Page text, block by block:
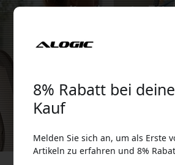
Der weltweit erste
Alogic Clarity 5K Touch 27"
8% Rabatt bei
Kauf
Melden Sie sich an, um als Erste
Artikeln zu erfahren und 8%
🎉 Dein
Verwende diesen Code an der
Rabatt zu